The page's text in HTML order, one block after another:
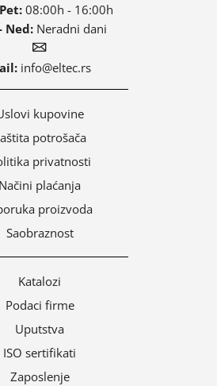
08:00h - 16:00h
Ned:Neradni dani
info@eltec.rs
kupovine
potrošača
privatnosti
Načini plaćanja
proizvoda
Saobraznost
Katalozi
Podaci firme
Uputstva
ISO sertifikati
Zaposlenje